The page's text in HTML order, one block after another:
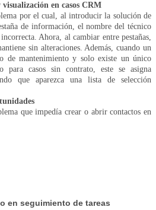
en casos CRM
por el cual, al introducir la solución de
de información, el nombre del técnico
Ahora, al cambiar entre pestañas,
sin alteraciones. Además, cuando un
de mantenimiento y solo existe un único
para casos sin contrato, este se asigna
que aparezca una lista de selección
que impedía crear o abrir contactos en
en seguimiento de tareas